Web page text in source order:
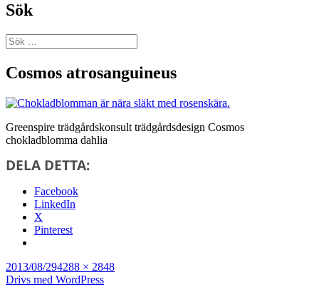
Sök
Sök
efter:
Blogg
Cosmos atrosanguineus
Greenspire trädgårdskonsult trädgårdsdesign Cosmos
chokladblomma dahlia
DELA DETTA:
Facebook
LinkedIn
X
Pinterest
Postat
2013/08/29Full
storlek
4288 × 2848
Drivs med WordPress